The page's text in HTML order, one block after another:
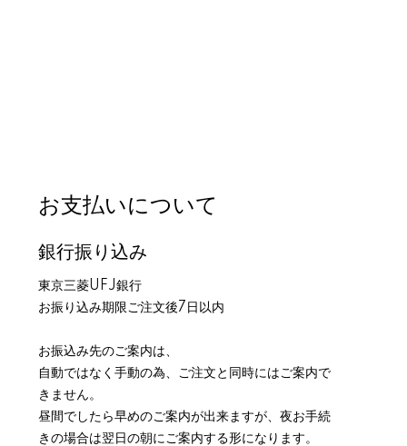
お支払いについて
銀行振り込み
東京三菱UFJ銀行
お振り込み期限ご注文後7日以内
お振込み先のご案内は、
自動ではなく手動の為、ご注文と同時にはご案内で
きません。
昼間でしたら早めのご案内が出来ますが、夜お手続
きの場合は翌日の朝にご案内する形になります。